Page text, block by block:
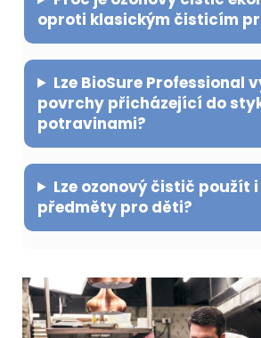
oproti klasickým čisticím
Lze BioSure Professional
povrchy přicházející do
potravinami?
Lze ozonový čistič použít
předměty pro děti?